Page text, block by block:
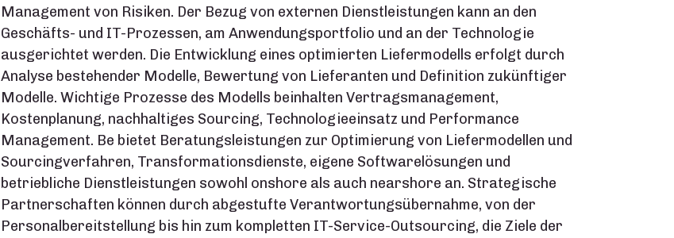
Management von Risiken. Der Bezug von externen Dienstleistungen kann an den
Geschäfts- und IT-Prozessen, am Anwendungsportfolio und an der Technologie
ausgerichtet werden. Die Entwicklung eines optimierten Liefermodells erfolgt durch
Analyse bestehender Modelle, Bewertung von Lieferanten und Definition zukünftiger
Modelle. Wichtige Prozesse des Modells beinhalten Vertragsmanagement,
Kostenplanung, nachhaltiges Sourcing, Technologieeinsatz und Performance
Management. Be bietet Beratungsleistungen zur Optimierung von Liefermodellen und
Sourcingverfahren, Transformationsdienste, eigene Softwarelösungen und
betriebliche Dienstleistungen sowohl onshore als auch nearshore an. Strategische
Partnerschaften können durch abgestufte Verantwortungsübernahme, von der
Personalbereitstellung bis hin zum kompletten IT-Service-Outsourcing, die Ziele der